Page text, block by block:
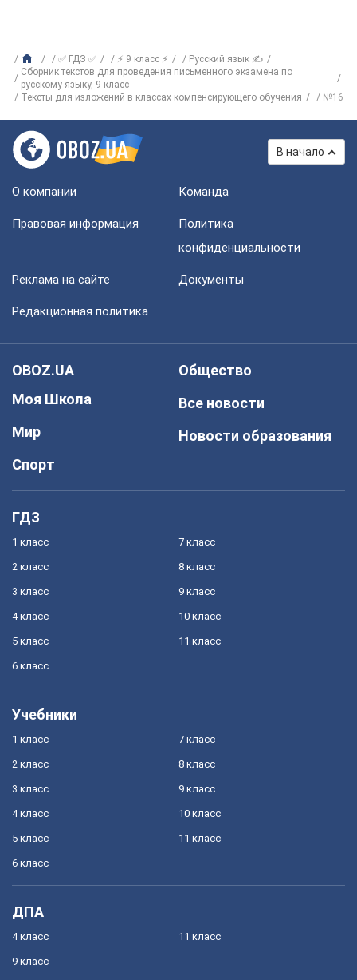
✅ ГДЗ ✅ ⚡ 9 класс ⚡
Русский язык ✍
Сборник текстов для проведения письменного экзамена по
русскому языку, 9 класс
Тексты для изложений в классах компенсирующего обучения
№16
В начало
О компании Команда
Правовая информация
Политика
конфиденциальности
Реклама на сайте Документы
Редакционная политика
OBOZ.UA
Моя Школа
Мир
Спорт
Общество
Все новости
Новости образования
ГДЗ
1 класс
2 класс
3 класс
4 класс
5 класс
6 класс
7 класс
8 класс
9 класс
10 класс
11 класс
Учебники
1 класс
2 класс
3 класс
4 класс
5 класс
6 класс
7 класс
8 класс
9 класс
10 класс
11 класс
ДПА
4 класс
9 класс
11 класс